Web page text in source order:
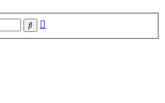
Suche